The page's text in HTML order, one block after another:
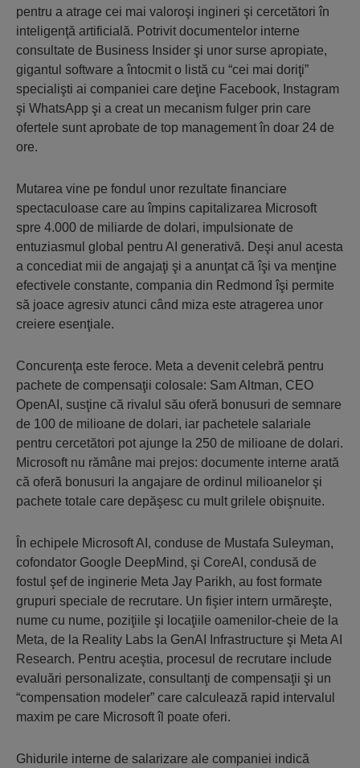
pentru a atrage cei mai valoroşi ingineri şi cercetători în
inteligenţă artificială. Potrivit documentelor interne
consultate de Business Insider şi unor surse apropiate,
gigantul software a întocmit o listă cu “cei mai doriţi”
specialişti ai companiei care deţine Facebook, Instagram
şi WhatsApp şi a creat un mecanism fulger prin care
ofertele sunt aprobate de top management în doar 24 de
ore.
Mutarea vine pe fondul unor rezultate financiare
spectaculoase care au împins capitalizarea Microsoft
spre 4.000 de miliarde de dolari, impulsionate de
entuziasmul global pentru AI generativă. Deşi anul acesta
a concediat mii de angajaţi şi a anunţat că îşi va menţine
efectivele constante, compania din Redmond îşi permite
să joace agresiv atunci când miza este atragerea unor
creiere esenţiale.
Concurenţa este feroce. Meta a devenit celebră pentru
pachete de compensaţii colosale: Sam Altman, CEO
OpenAI, susţine că rivalul său oferă bonusuri de semnare
de 100 de milioane de dolari, iar pachetele salariale
pentru cercetători pot ajunge la 250 de milioane de dolari.
Microsoft nu rămâne mai prejos: documente interne arată
că oferă bonusuri la angajare de ordinul milioanelor şi
pachete totale care depăşesc cu mult grilele obişnuite.
În echipele Microsoft AI, conduse de Mustafa Suleyman,
cofondator Google DeepMind, şi CoreAI, condusă de
fostul şef de inginerie Meta Jay Parikh, au fost formate
grupuri speciale de recrutare. Un fişier intern urmăreşte,
nume cu nume, poziţiile şi locaţiile oamenilor-cheie de la
Meta, de la Reality Labs la GenAI Infrastructure şi Meta AI
Research. Pentru aceştia, procesul de recrutare include
evaluări personalizate, consultanţi de compensaţii şi un
“compensation modeler” care calculează rapid intervalul
maxim pe care Microsoft îl poate oferi.
Ghidurile interne de salarizare ale companiei indică